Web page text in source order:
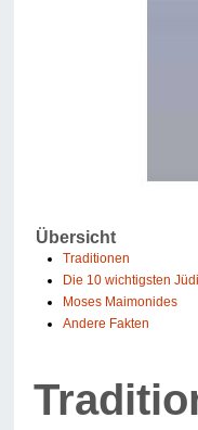
Übersicht
Traditionen
Die 10 wichtigsten
Moses Maimonides
Andere Fakten